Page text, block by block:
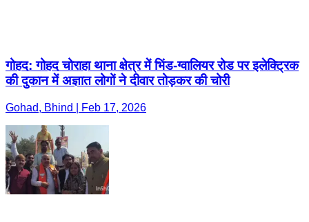
गोहद: गोहद चोराहा थाना क्षेत्र में भिंड-ग्वालियर रोड पर इलेक्ट्रिक
की दुकान में अज्ञात लोगों ने दीवार तोड़कर की चोरी
Gohad, Bhind | Feb 17, 2026